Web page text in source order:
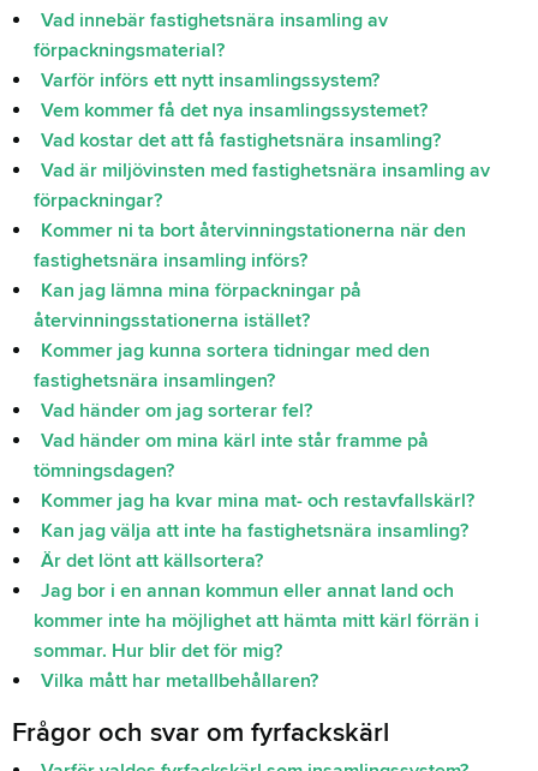
Vad innebär fastighetsnära insamling av
förpackningsmaterial?
Varför införs ett nytt insamlingssystem?
Vem kommer få det nya insamlingssystemet?
Vad kostar det att få fastighetsnära insamling?
Vad är miljövinsten med fastighetsnära insamling av
förpackningar?
Kommer ni ta bort återvinningstationerna när den
fastighetsnära insamling införs?
Kan jag lämna mina förpackningar på
återvinningsstationerna istället?
Kommer jag kunna sortera tidningar med den
fastighetsnära insamlingen?
Vad händer om jag sorterar fel?
Vad händer om mina kärl inte står framme på
tömningsdagen?
Kommer jag ha kvar mina mat- och restavfallskärl?
Kan jag välja att inte ha fastighetsnära insamling?
Är det lönt att källsortera?
Jag bor i en annan kommun eller annat land och
kommer inte ha möjlighet att hämta mitt kärl förrän i
sommar. Hur blir det för mig?
Vilka mått har metallbehållaren?
Frågor och svar om fyrfackskärl